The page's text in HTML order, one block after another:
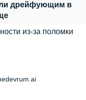
дрейфующим в
из-за поломки